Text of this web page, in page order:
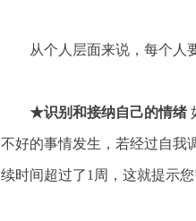
从个人层面来说，每个人要
★识别和接纳自己的情绪
不好的事情发生，若经过自我
续时间超过了1周，这就提示